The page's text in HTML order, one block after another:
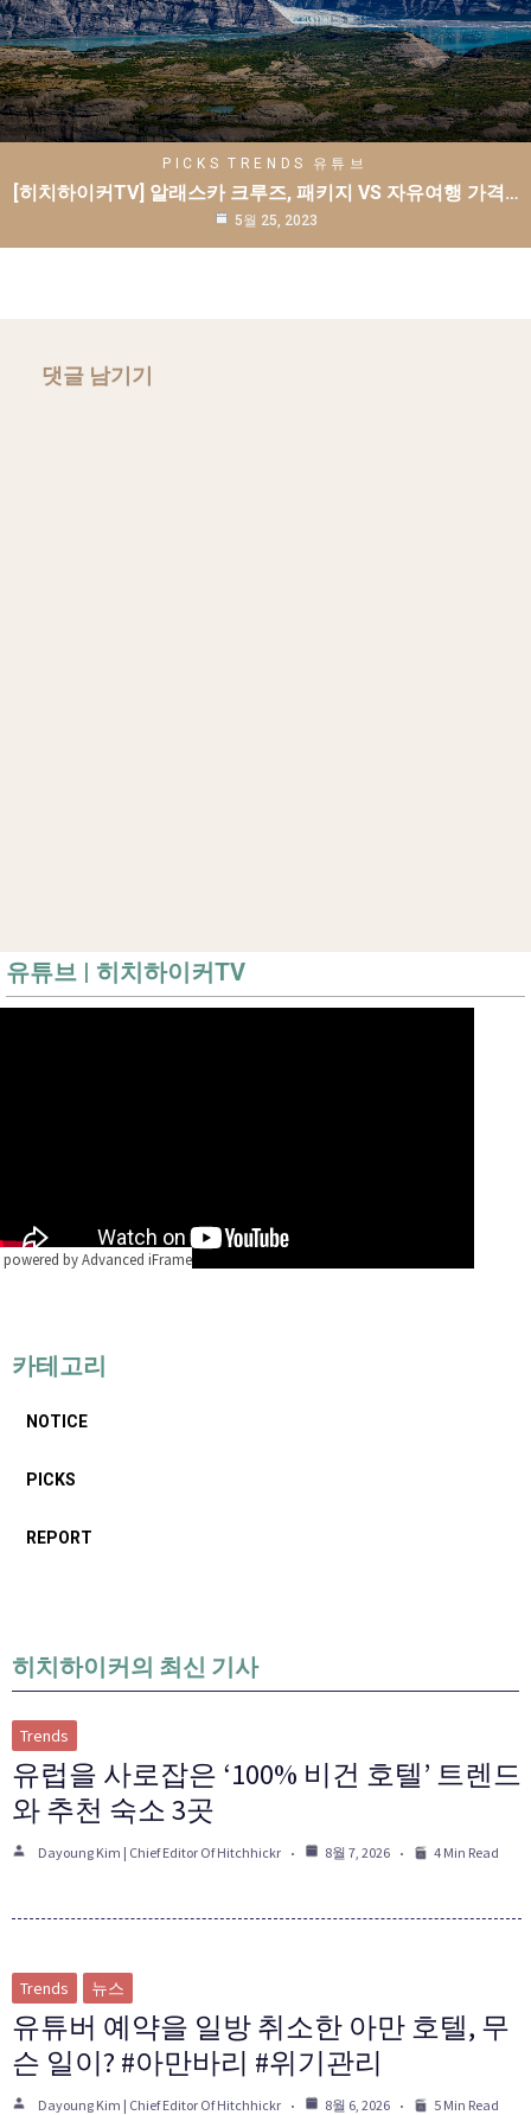
PICKS TRENDS 유튜브
[히치하이커TV] 알래스카 크루즈, 패키지 VS 자유여행 가격…
5월 25, 2023
댓글 남기기
유튜브 | 히치하이커TV
powered by Advanced iFrame
카테고리
NOTICE
PICKS
REPORT
히치하이커의 최신 기사
Trends
유럽을 사로잡은 ‘100% 비건 호텔’ 트렌드
와 추천 숙소 3곳
Dayoung Kim | Chief Editor Of Hitchhickr 8월 7, 2026 4 Min Read
Trends 뉴스
유튜버 예약을 일방 취소한 아만 호텔, 무
슨 일이? #아만바리 #위기관리
Dayoung Kim | Chief Editor Of Hitchhickr 8월 6, 2026 5 Min Read